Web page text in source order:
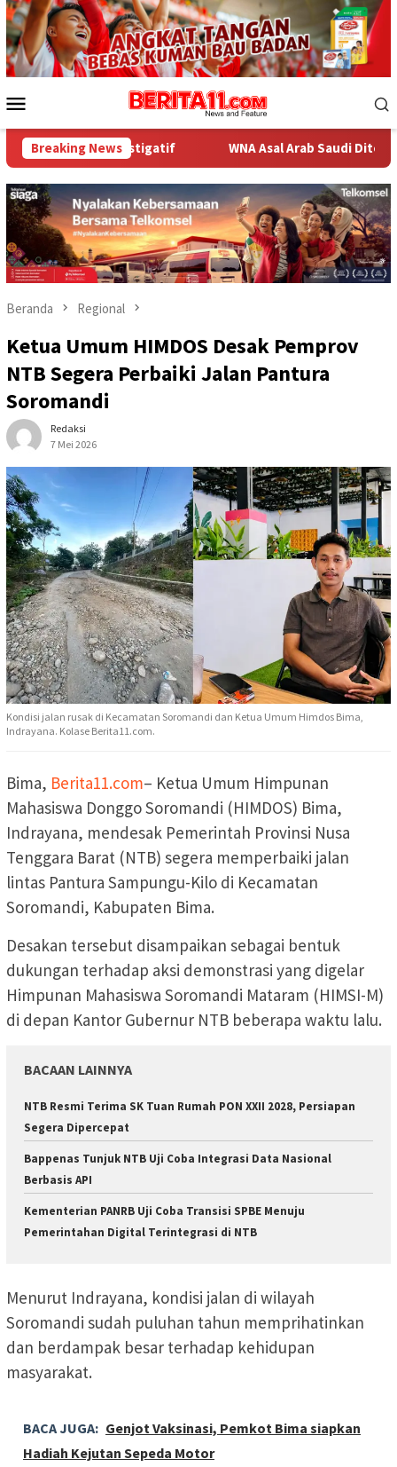
Loncat
ke
konten
Mobile
Breaking NewsWNA Asal Arab Saudi Ditemukan Meninggal di
Beranda Regional
Ketua Umum HIMDOS Desak Pemprov
NTB Segera Perbaiki Jalan Pantura
Soromandi
Redaksi
7 Mei 2026
Kondisi jalan rusak di Kecamatan Soromandi dan Ketua Umum Himdos Bima,
Indrayana. Kolase Berita11.com.
Bima, Berita11.com– Ketua Umum Himpunan
Mahasiswa Donggo Soromandi (HIMDOS) Bima,
Indrayana, mendesak Pemerintah Provinsi Nusa
Tenggara Barat (NTB) segera memperbaiki jalan
lintas Pantura Sampungu-Kilo di Kecamatan
Soromandi, Kabupaten Bima.
Desakan tersebut disampaikan sebagai bentuk
dukungan terhadap aksi demonstrasi yang digelar
Himpunan Mahasiswa Soromandi Mataram (HIMSI-M)
di depan Kantor Gubernur NTB beberapa waktu lalu.
BACAAN LAINNYA
NTB Resmi Terima SK Tuan Rumah PON XXII 2028, Persiapan
Segera Dipercepat
Bappenas Tunjuk NTB Uji Coba Integrasi Data Nasional
Berbasis API
Kementerian PANRB Uji Coba Transisi SPBE Menuju
Pemerintahan Digital Terintegrasi di NTB
Menurut Indrayana, kondisi jalan di wilayah
Soromandi sudah puluhan tahun memprihatinkan
dan berdampak besar terhadap kehidupan
masyarakat.
BACA JUGA: Genjot Vaksinasi, Pemkot Bima siapkan
Hadiah Kejutan Sepeda Motor